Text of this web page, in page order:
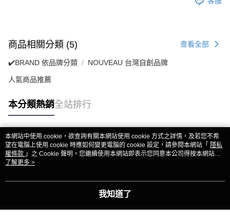
商品相關分類 (5) 查看全部
✔️BRAND 依品牌分類 NOUVEAU 台灣自創品牌
人氣商品推薦
本分類熱銷全站排行
熱門標籤
本網站中使用 cookie，欲查詢有關本網站使用 cookie 方式之詳情，及若您不希
望在電腦上使用 cookie 時應如何變更電腦的 cookie 設定，請參閱本網站「 隱私
權條款 」之 Cookie 聲明。您繼續使用本網站即表示您同意本公司得按本網站使
用條款之 Cookie 聲明使用 cookie。
了解更多 >
我知道了